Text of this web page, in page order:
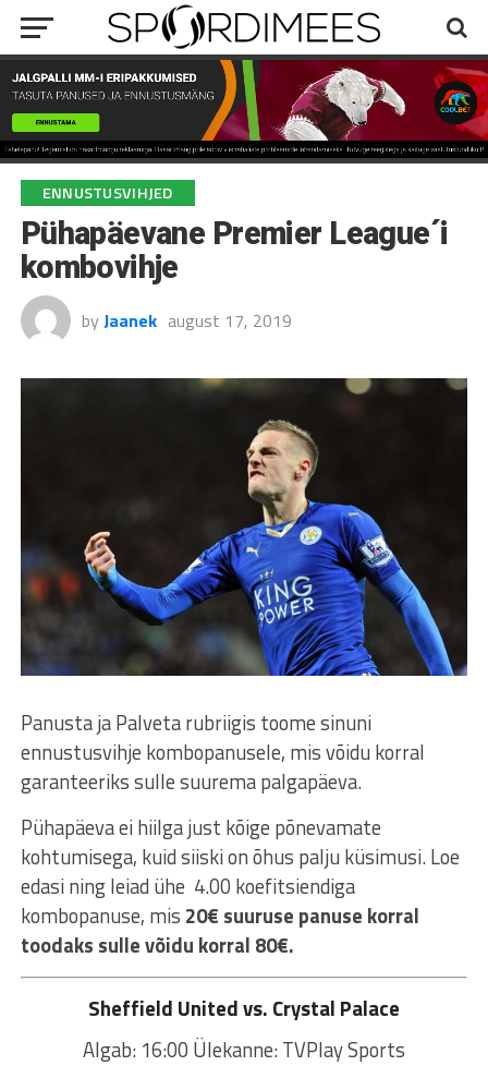
ENNUSTUSVIHJED
Pühapäevane Premier League´i
kombovihje
by Jaanek august 17, 2019
Panusta ja Palveta rubriigis toome sinuni
ennustusvihje kombopanusele, mis võidu korral
garanteeriks sulle suurema palgapäeva.
Pühapäeva ei hiilga just kõige põnevamate
kohtumisega, kuid siiski on õhus palju küsimusi. Loe
edasi ning leiad ühe 4.00 koefitsiendiga
kombopanuse, mis 20€ suuruse panuse korral
toodaks sulle võidu korral 80€.
Sheffield United vs. Crystal Palace
Algab: 16:00 Ülekanne: TVPlay Sports